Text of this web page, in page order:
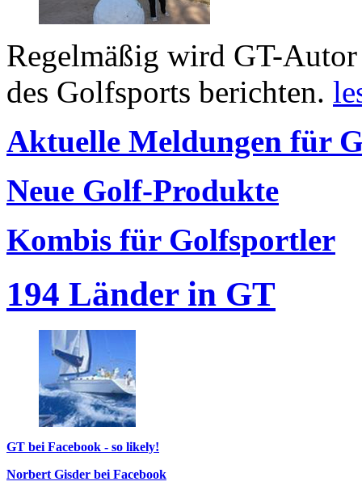
Regelmäßig wird GT-
des Golfsports berichten.
Aktuelle Meldungen für
Neue Golf-Produkte
Kombis für Golfsportler
194 Länder in GT
GT bei Facebook - so likely!
Norbert Gisder bei Facebook